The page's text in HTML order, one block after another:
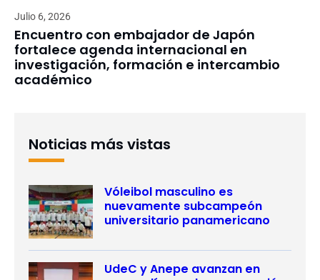
Julio 6, 2026
Encuentro con embajador de Japón
fortalece agenda internacional en
investigación, formación e intercambio
académico
Noticias más vistas
Vóleibol masculino es
nuevamente subcampeón
universitario panamericano
UdeC y Anepe avanzan en